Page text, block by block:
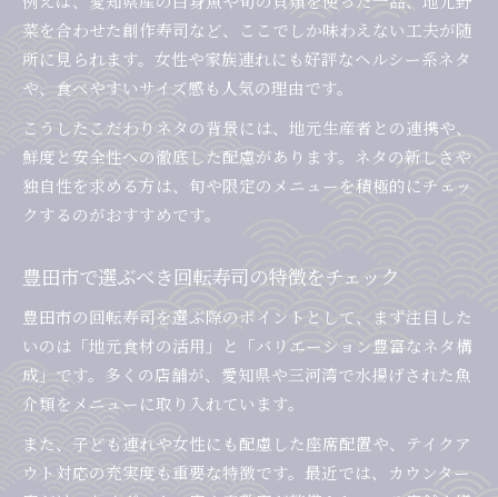
菜を合わせた創作寿司など、ここでしか味わえない工夫が随
所に見られます。女性や家族連れにも好評なヘルシー系ネタ
や、食べやすいサイズ感も人気の理由です。
こうしたこだわりネタの背景には、地元生産者との連携や、
鮮度と安全性への徹底した配慮があります。ネタの新しさや
独自性を求める方は、旬や限定のメニューを積極的にチェッ
クするのがおすすめです。
豊田市で選ぶべき回転寿司の特徴をチェック
豊田市の回転寿司を選ぶ際のポイントとして、まず注目した
いのは「地元食材の活用」と「バリエーション豊富なネタ構
成」です。多くの店舗が、愛知県や三河湾で水揚げされた魚
介類をメニューに取り入れています。
また、子ども連れや女性にも配慮した座席配置や、テイクア
ウト対応の充実度も重要な特徴です。最近では、カウンター